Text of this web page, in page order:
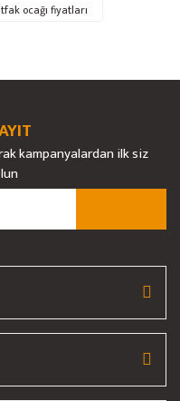
ocağı fiyatları
kampanyalardan ilk siz